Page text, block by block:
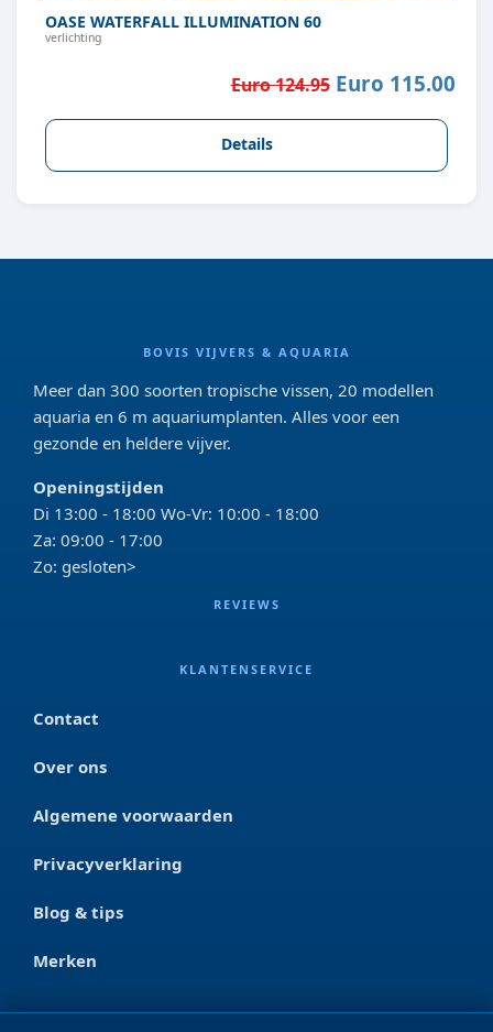
OASE WATERFALL ILLUMINATION 60
verlichting
Euro 124.95Euro 115.00
Details
BOVIS VIJVERS & AQUARIA
Meer dan 300 soorten tropische vissen, 20 modellen
aquaria en 6 m aquariumplanten. Alles voor een
gezonde en heldere vijver.
Openingstijden
Di 13:00 - 18:00 Wo-Vr: 10:00 - 18:00
Za: 09:00 - 17:00
Zo: gesloten>
REVIEWS
KLANTENSERVICE
Contact
Over ons
Algemene voorwaarden
Privacyverklaring
Blog & tips
Merken